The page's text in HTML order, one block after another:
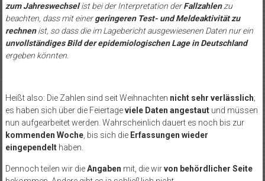
zum Jahreswechselist bei der Interpretation derFallzahlenzu
beachten, dass mit einergeringeren Test- und Meldeaktivität zu
rechnenist, so dass die im Lagebericht ausgewiesenen Daten nur ein
unvollständiges Bild der epidemiologischen Lage in Deutschland
ergeben könnten.
Heißt also: Die Zahlen sind seit Weihnachten nicht sehr verlässlich;
es haben sich über die Feiertageviele Daten angestautund müssen
nun aufgearbeitet werden. Wahrscheinlich dauert es noch bis zur
kommenden Woche, bis sich die Erfassungen wieder
eingependelthaben.
Dennoch teilen wir dieAngaben mit, die wirvon behördlicher Seite